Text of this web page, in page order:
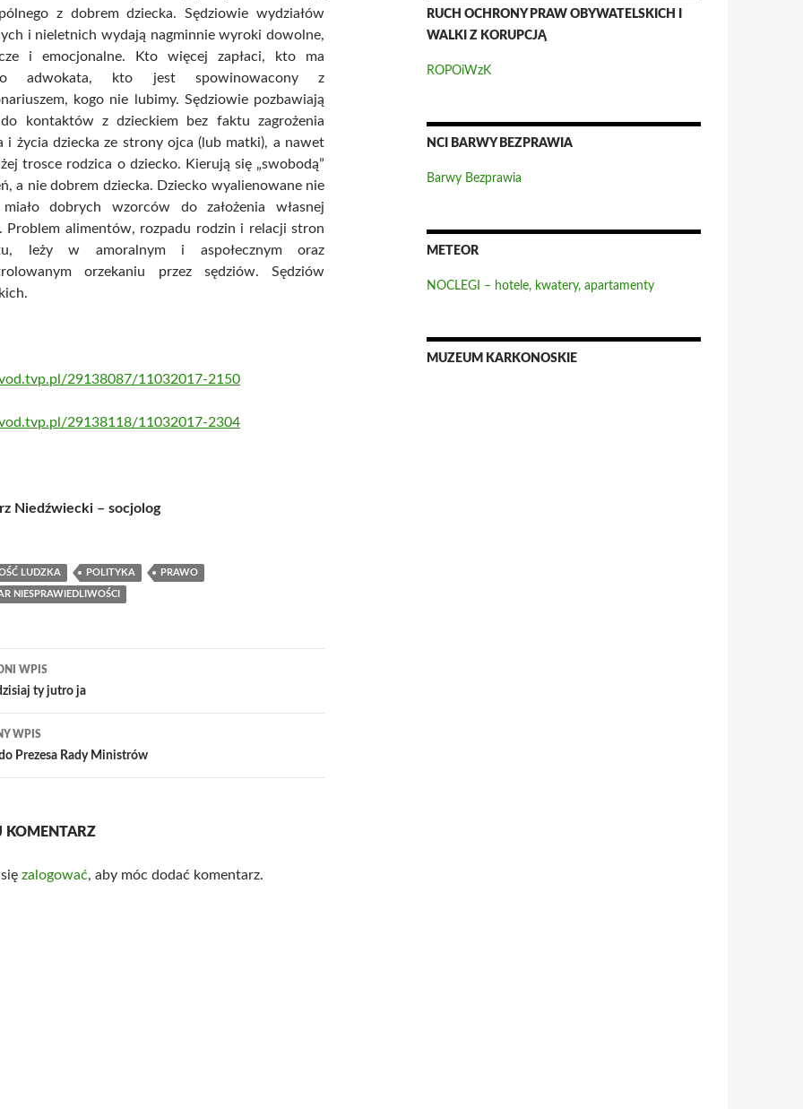
z dobrem dziecka. Sędziowie wydziałów
i nieletnich wydają nagminnie wyroki dowolne,
i emocjonalne. Kto więcej zapłaci, kto ma
adwokata, kto jest spowinowacony z
kogo nie lubimy. Sędziowie pozbawiają
kontaktów z dzieckiem bez faktu zagrożenia
i życia dziecka ze strony ojca (lub matki), a nawet
trosce rodzica o dziecko. Kierują się „swobodą”
a nie dobrem dziecka. Dziecko wyalienowane nie
miało dobrych wzorców do założenia własnej
Problem alimentów, rozpadu rodzin i relacji stron
leży w amoralnym i aspołecznym oraz
orzekaniu przez sędziów. Sędziów
29138087/11032017-2150
29138118/11032017-2304
Niedźwiecki – socjolog
LUDZKA POLITYKA PRAWO
NIESPRAWIEDLIWOŚCI
WPIS
ty jutro ja
WPIS
Prezesa Rady Ministrów
KOMENTARZ
zalogować, aby móc dodać komentarz.
RUCH OCHRONY PRAW OBYWATELSKICH I
WALKI Z KORUPCJĄ
ROPOiWzK
NCI BARWY BEZPRAWIA
Barwy Bezprawia
METEOR
NOCLEGI – hotele, kwatery, apartamenty
MUZEUM KARKONOSKIE